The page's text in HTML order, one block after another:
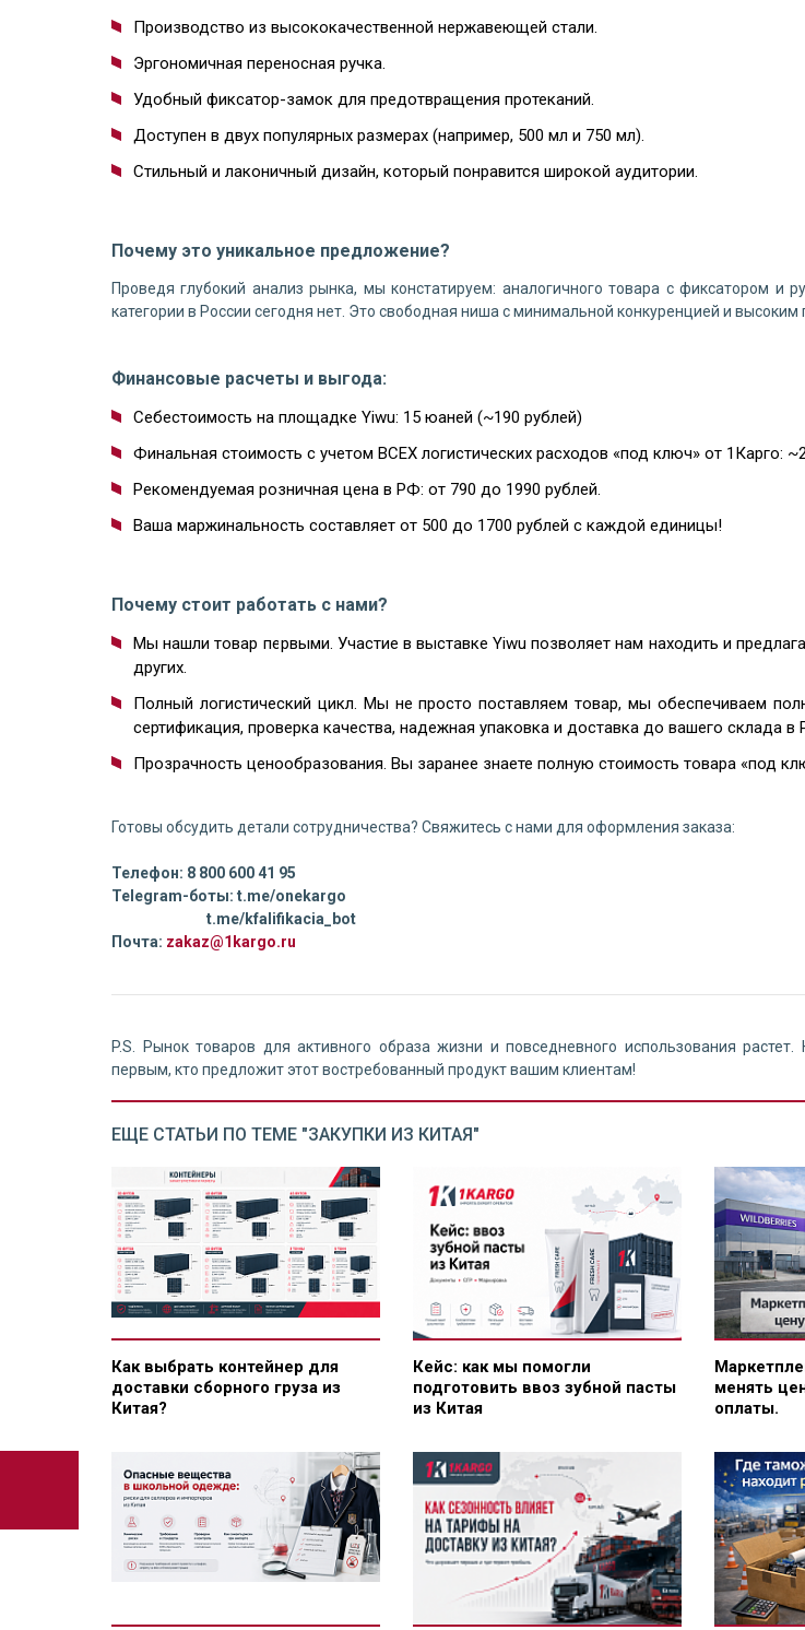
Производство из высококачественной нержавеющей стали.
Эргономичная переносная ручка.
Удобный фиксатор-замок для предотвращения протеканий.
Доступен в двух популярных размерах (например, 500 мл и 750 мл).
Стильный и лаконичный дизайн, который понравится широкой аудитории.
Почему это уникальное предложение?
Проведя глубокий анализ рынка, мы констатируем: аналогичного товара с фиксатором и
категории в России сегодня нет. Это свободная ниша с минимальной конкуренцией и высоким
Финансовые расчеты и выгода:
Себестоимость на площадке Yiwu: 15 юаней (~190 рублей)
Финальная стоимость с учетом ВСЕХ логистических расходов «под ключ» от 1Карго:
Рекомендуемая розничная цена в РФ: от 790 до 1990 рублей.
Ваша маржинальность составляет от 500 до 1700 рублей с каждой единицы!
Почему стоит работать с нами?
Мы нашли товар первыми. Участие в выставке Yiwu позволяет нам находить и
других.
Полный логистический цикл. Мы не просто поставляем товар, мы обеспечиваем
сертификация, проверка качества, надежная упаковка и доставка до вашего склада в
Прозрачность ценообразования. Вы заранее знаете полную стоимость товара «под
Готовы обсудить детали сотрудничества? Свяжитесь с нами для оформления заказа:
Телефон: 8 800 600 41 95
Telegram-боты: t.me/onekargo
t.me/kfalifikacia_bot
Почта: zakaz@1kargo.ru
P.S. Рынок товаров для активного образа жизни и повседневного использования растет.
первым, кто предложит этот востребованный продукт вашим клиентам!
ЕЩЕ СТАТЬИ ПО ТЕМЕ "ЗАКУПКИ ИЗ КИТАЯ"
Как выбрать контейнер для
доставки сборного груза из
Китая?
Кейс: как мы помогли
подготовить ввоз зубной пасты
из Китая
менять
оплаты.